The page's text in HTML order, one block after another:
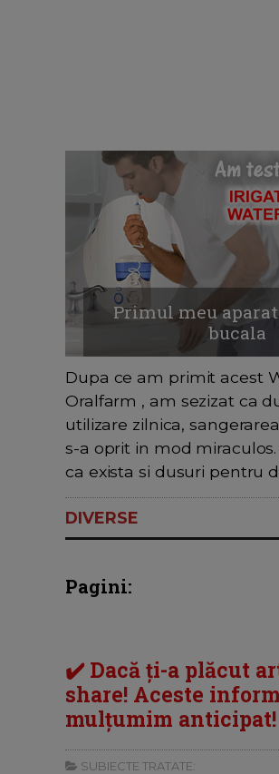
Primul meu
bucala
Dupa ce am primit acest
Oralfarm , am sezizat ca
utilizare zilnica,
s-a oprit in mod
ca exista si dusuri pentru
DIVERSE
Pagini:
✔️ Dacă ți-a plăcut
share! Aceste
mulțumim
SUBIECTE TRATATE: